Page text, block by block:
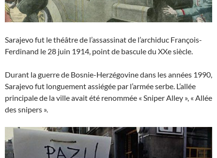
Sarajevo fut le théâtre de l’assassinat de l’archiduc François-
Ferdinand le 28 juin 1914, point de bascule du XXe siècle.
Durant la guerre de Bosnie-Herzégovine dans les années 1990,
Sarajevo fut longuement assiégée par l’armée serbe. L’allée
principale de la ville avait été renommée « Sniper Alley », « Allée
des snipers ».